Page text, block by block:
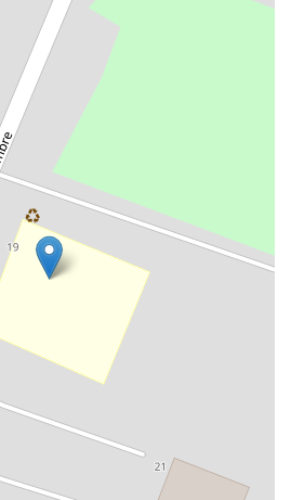
poveri nel
poveri nel
dei nonni di
del Circolo
di Cavedine
di Cavedine